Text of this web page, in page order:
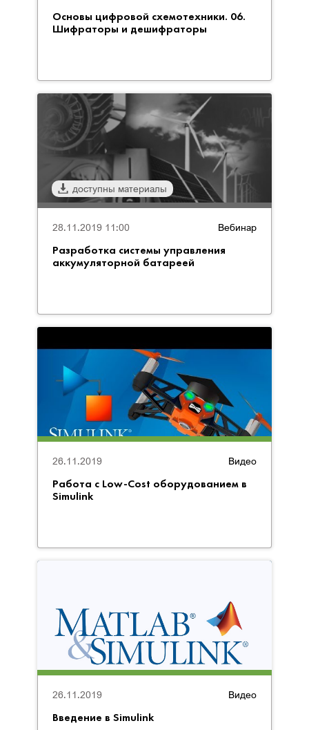
Основы цифровой схемотехники. 06.
Шифраторы и дешифраторы
Вебинар
Разработка системы управления
аккумуляторной батареей
28.11.2019 11:00
доступны материалы
Видео
Работа с Low-Cost оборудованием в
Simulink
26.11.2019
Видео
Введение в Simulink
26.11.2019